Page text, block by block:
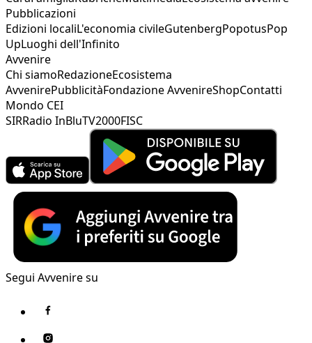
Pubblicazioni
Edizioni localiL'economia civileGutenbergPopotusPop
UpLuoghi dell'Infinito
Avvenire
Chi siamoRedazioneEcosistema
AvvenirePubblicitàFondazione AvvenireShopContatti
Mondo CEI
SIRRadio InBluTV2000FISC
Segui Avvenire su